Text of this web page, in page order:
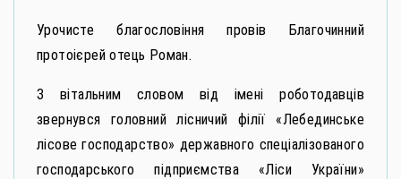
Урочисте благословіння провів Благочинний
протоієрей отець Роман.
З вітальним словом від імені роботодавців
звернувся головний лісничий філії «Лебединське
лісове господарство» державного спеціалізованого
господарського підприємства «Ліси України»